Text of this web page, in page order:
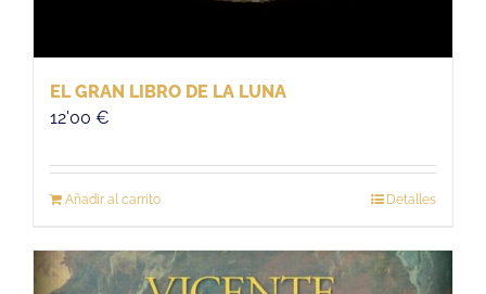
EL GRAN LIBRO DE LA LUNA
12'00 €
Añadir al carrito Detalles